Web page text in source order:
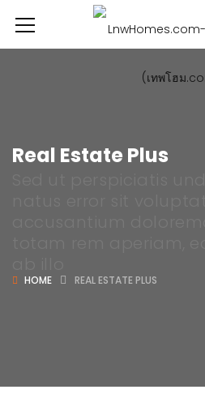
Real Estate Plus
HOME REAL ESTATE PLUS